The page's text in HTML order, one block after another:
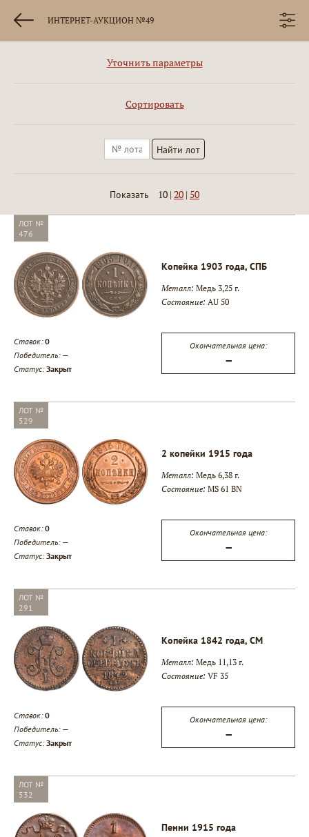
▾
ИНТЕРНЕТ-АУКЦИОН №49
Уточнить параметры
Сортировать
Показать 10 | 20 | 50
ЛОТ №
476
Копейка 1903 года, СПБ
Металл: Медь 3,25 г.
Состояние: AU 50
Ставок:0
Победитель: —
Статус:Закрыт
Окончательная цена:
—
ЛОТ №
529
2 копейки 1915 года
Металл: Медь 6,38 г.
Состояние: MS 61 BN
Ставок:0
Победитель: —
Статус:Закрыт
Окончательная цена:
—
ЛОТ №
291
Копейка 1842 года, СМ
Металл: Медь 11,13 г.
Состояние: VF 35
Ставок:0
Победитель: —
Статус:Закрыт
Окончательная цена:
—
ЛОТ №
532
Пенни 1915 года